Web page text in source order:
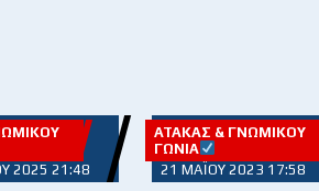
2025 21:48
ΑΤΆΚΑΣ & ΓΝΩΜΙΚΟΎ
ΓΩΝΊΑ
21 ΜΑΪ́ΟΥ 2023 17:58